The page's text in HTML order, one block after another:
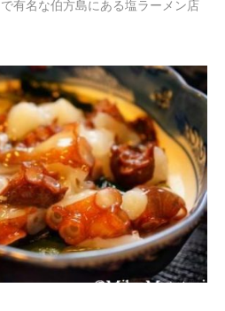
有名な伯方島にある塩ラーメン店